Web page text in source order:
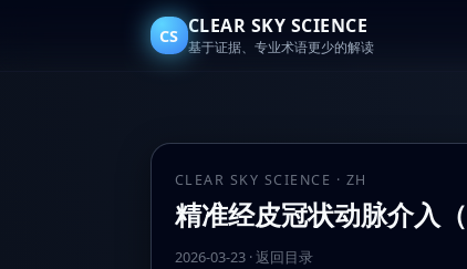
CS CLEAR SKY SCIENCE
基于证据、专业术语更少的解读
CLEAR SKY SCIENCE · ZH
精准经皮冠状动脉介入（
2026-03-23· 返回目录